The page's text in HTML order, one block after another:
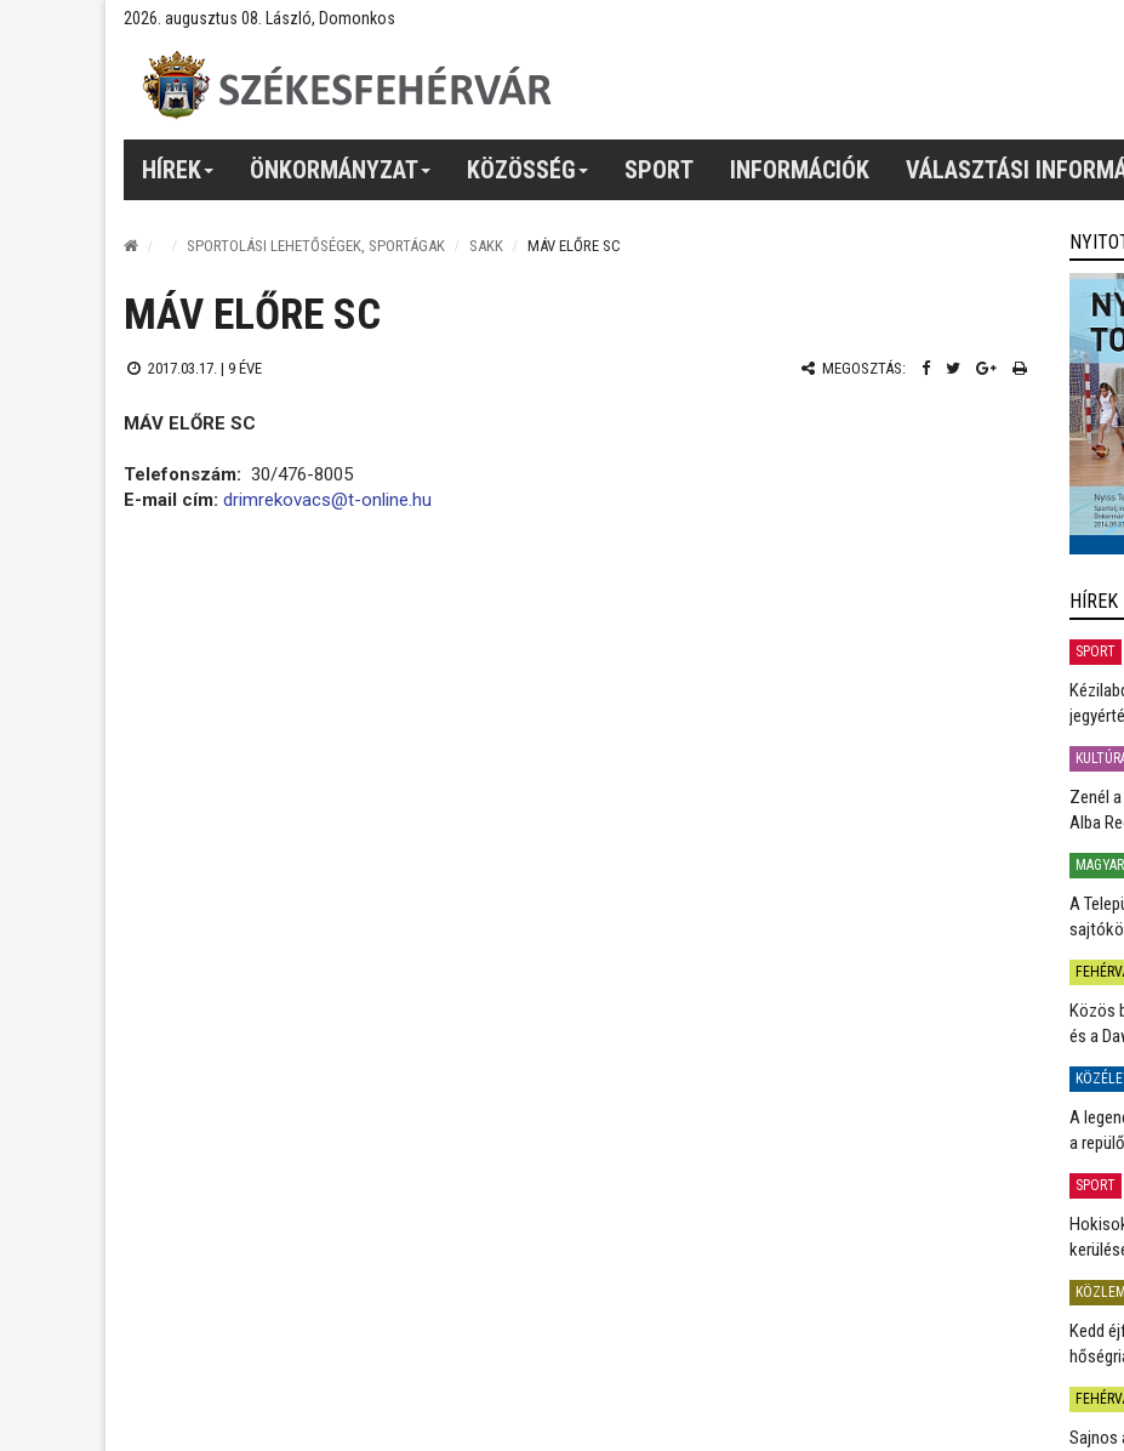
2026. augusztus 08. László, Domonkos
HÍREK ÖNKORMÁNYZAT KÖZÖSSÉG SPORT INFORMÁCIÓK VÁLASZTÁSI
SPORTOLÁSI LEHETŐSÉGEK, SPORTÁGAK SAKK MÁV ELŐRE SC
MÁV ELŐRE SC
2017.03.17. | 9 ÉVE MEGOSZTÁS:
MÁV ELŐRE SC
Telefonszám: 30/476-8005
E-mail cím: drimrekovacs@t-online.hu
HÍREK
SPORT
Zenél
Alba
A
Közös
és a
A
a
SPORT
Kedd
Sajnos